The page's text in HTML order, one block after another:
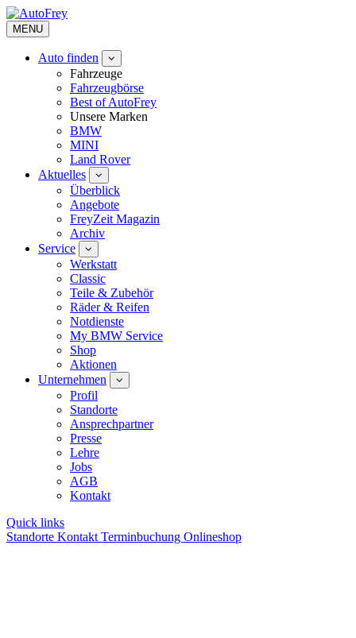
MENU
Auto finden
Fahrzeuge
Fahrzeugbörse
Best of AutoFrey
Unsere Marken
BMW
MINI
Land Rover
Aktuelles
Überblick
Angebote
FreyZeit Magazin
Archiv
Service
Werkstatt
Classic
Teile & Zubehör
Räder & Reifen
Notdienste
My BMW Service
Shop
Aktionen
Unternehmen
Profil
Standorte
Ansprechpartner
Presse
Lehre
Jobs
AGB
Kontakt
Quick links
Standorte Kontakt Terminbuchung Onlineshop